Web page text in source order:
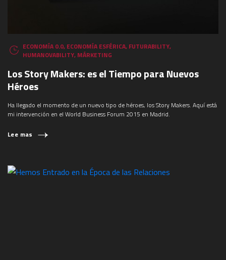
ECONOMÍA 0.0, ECONOMÍA ESFÉRICA, FUTURABILITY,
HUMANOVABILITY, MÁRKETING
Los Story Makers: es el Tiempo para Nuevos
Héroes
Ha llegado el momento de un nuevo tipo de héroes, los Story Makers. Aquí está
mi intervención en el World Business Forum 2015 en Madrid.
Lee mas